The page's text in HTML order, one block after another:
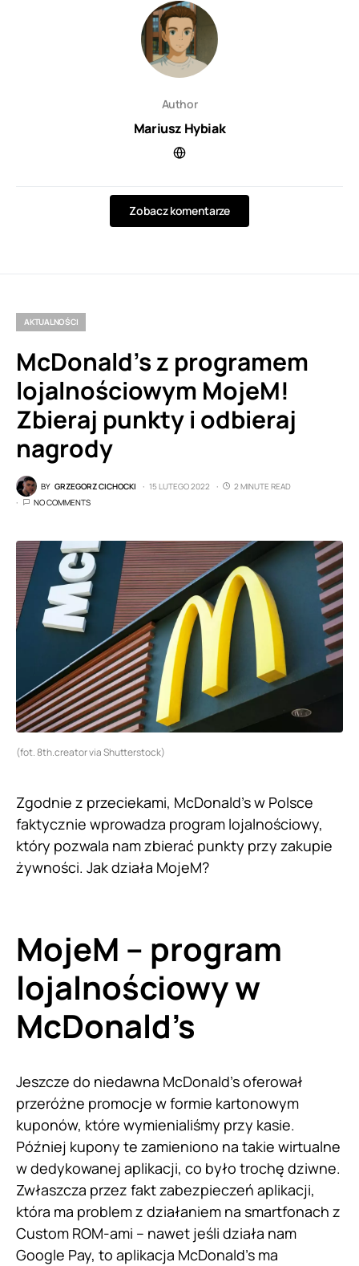
Author
Mariusz Hybiak
Zobacz komentarze
AKTUALNOŚCI
McDonald’s z programem
lojalnościowym MojeM!
Zbieraj punkty i odbieraj
nagrody
BY GRZEGORZ CICHOCKI 15 LUTEGO 2022
2 MINUTE READ
NO COMMENTS
(fot. 8th.creator via Shutterstock)
Zgodnie z przeciekami, McDonald’s w Polsce
faktycznie wprowadza program lojalnościowy,
który pozwala nam zbierać punkty przy zakupie
żywności. Jak działa MojeM?
MojeM – program
lojalnościowy w
McDonald’s
Jeszcze do niedawna McDonald’s oferował
przeróżne promocje w formie kartonowym
kuponów, które wymienialiśmy przy kasie.
Później kupony te zamieniono na takie wirtualne
w dedykowanej aplikacji, co było trochę dziwne.
Zwłaszcza przez fakt zabezpieczeń aplikacji,
która ma problem z działaniem na smartfonach z
Custom ROM-ami – nawet jeśli działa nam
Google Pay, to aplikacja McDonald’s ma